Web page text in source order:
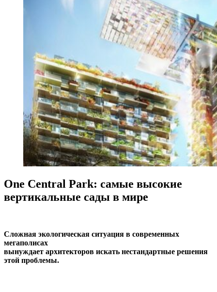
One Central Park: самые высокие
вертикальные сады в мире
Сложная экологическая ситуация в современных
мегаполисах
вынуждает архитекторов искать нестандартные решения
этой проблемы.